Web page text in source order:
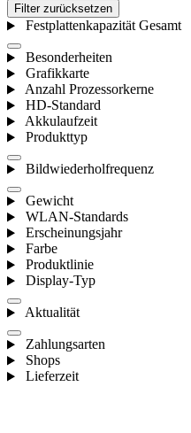
Filter zurücksetzen
Festplattenkapazität Gesamt
Besonderheiten
Grafikkarte
Anzahl Prozessorkerne
HD-Standard
Akkulaufzeit
Produkttyp
Bildwiederholfrequenz
Gewicht
WLAN-Standards
Erscheinungsjahr
Farbe
Produktlinie
Display-Typ
Aktualität
Zahlungsarten
Shops
Lieferzeit